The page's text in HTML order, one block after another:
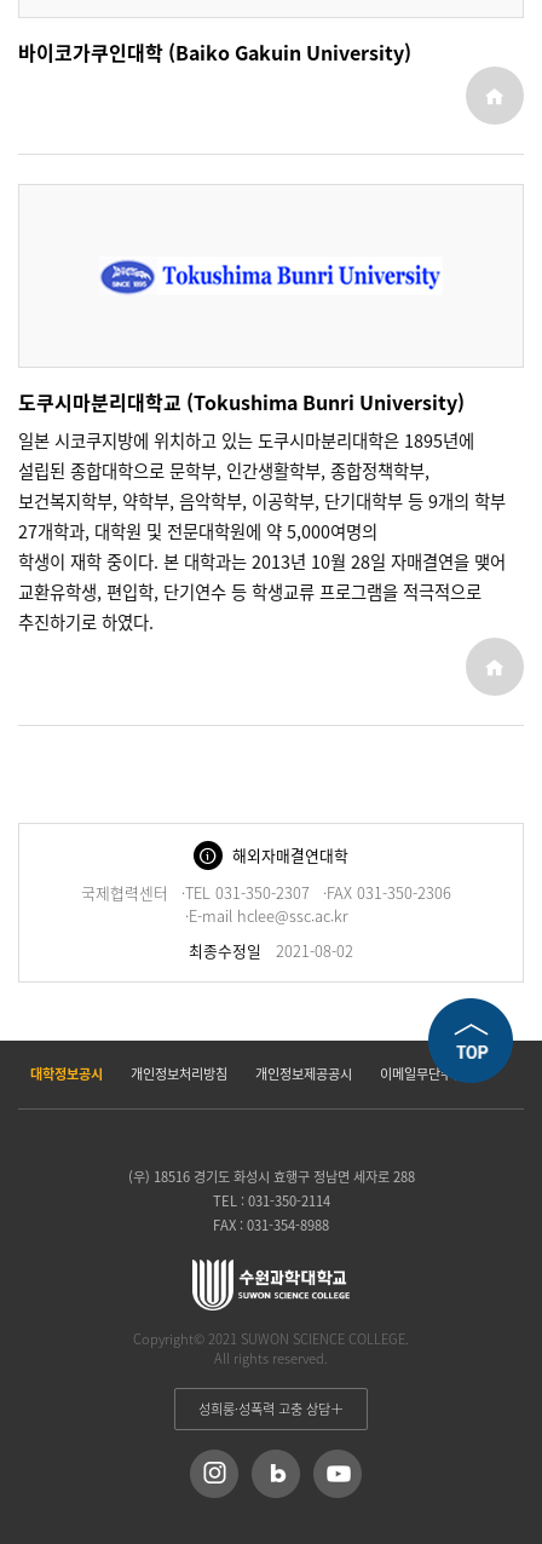
바이코가쿠인대학 (Baiko Gakuin University)
도쿠시마분리대학교 (Tokushima Bunri University)
일본 시코쿠지방에 위치하고 있는 도쿠시마분리대학은 1895년에
설립된 종합대학으로 문학부, 인간생활학부, 종합정책학부,
보건복지학부, 약학부, 음악학부, 이공학부, 단기대학부 등 9개의 학부
27개학과, 대학원 및 전문대학원에 약 5,000여명의
학생이 재학 중이다. 본 대학과는 2013년 10월 28일 자매결연을 맺어
교환유학생, 편입학, 단기연수 등 학생교류 프로그램을 적극적으로
추진하기로 하였다.
해외자매결연대학
국제협력센터
·TEL 031-350-2307
·FAX 031-350-2306
·E-mail hclee@ssc.ac.kr
최종수정일
2021-08-02
대학정보공시 개인정보처리방침 개인정보제공공시 이메일무단수집거부
(우) 18516 경기도 화성시 효행구 정남면 세자로 288
TEL : 031-350-2114
FAX : 031-354-8988
Copyright© 2021 SUWON SCIENCE COLLEGE.
All rights reserved.
성희롱·성폭력 고충 상담